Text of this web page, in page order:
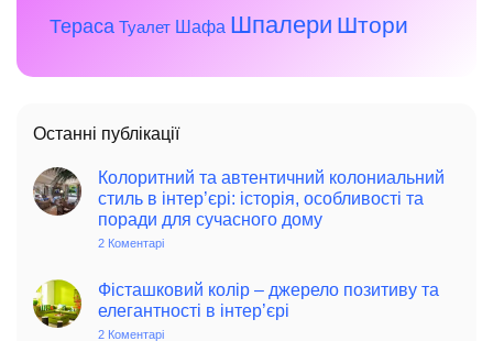
Тераса Туалет Шафа Шпалери Штори
Останні публікації
Колоритний та автентичний колониальний
стиль в інтер’єрі: історія, особливості та
поради для сучасного дому
2 Коментарі
автентичний
колониальний
стиль
Фісташковий колір – джерело позитиву та
елегантності в інтер’єрі
2 Коментарі